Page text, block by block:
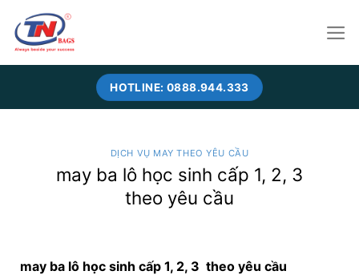
content
HOTLINE: 0888.944.333
DỊCH VỤ MAY THEO YÊU CẦU
may ba lô học sinh cấp 1, 2, 3
theo yêu cầu
may ba lô học sinh cấp 1, 2, 3 theo yêu cầu